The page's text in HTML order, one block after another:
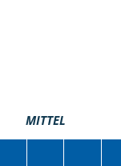
MITTEL